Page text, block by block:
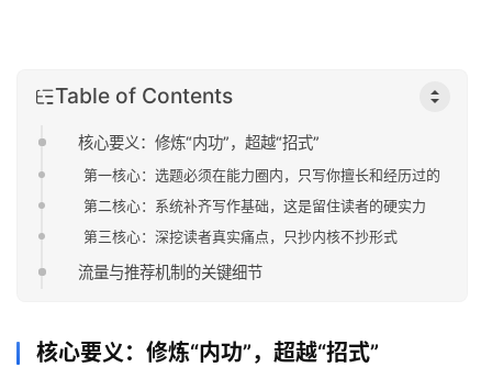
Table of Contents
核心要义：修炼“内功”，超越“招式”
第一核心：选题必须在能力圈内，只写你擅长和经历过的
第二核心：系统补齐写作基础，这是留住读者的硬实力
第三核心：深挖读者真实痛点，只抄内核不抄形式
流量与推荐机制的关键细节
核心要义：修炼“内功”，超越“招式”